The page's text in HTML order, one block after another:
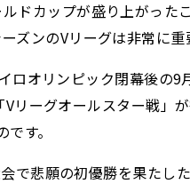
ドカップが盛り上がった
ンのVリーグは非常に重
オリンピック閉幕後の
ーグオールスター戦」
す。
で悲願の初優勝を果たし